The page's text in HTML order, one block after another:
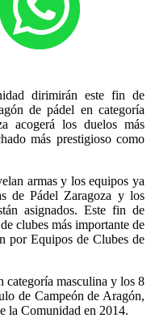
dirimirán este fin de
de pádel en categoría
acogerá los duelos más
más prestigioso como
armas y los equipos ya
de Pádel Zaragoza y los
asignados. Este fin de
clubes más importante de
por Equipos de Clubes de
categoría masculina y los 8
de Campeón de Aragón,
la Comunidad en 2014.